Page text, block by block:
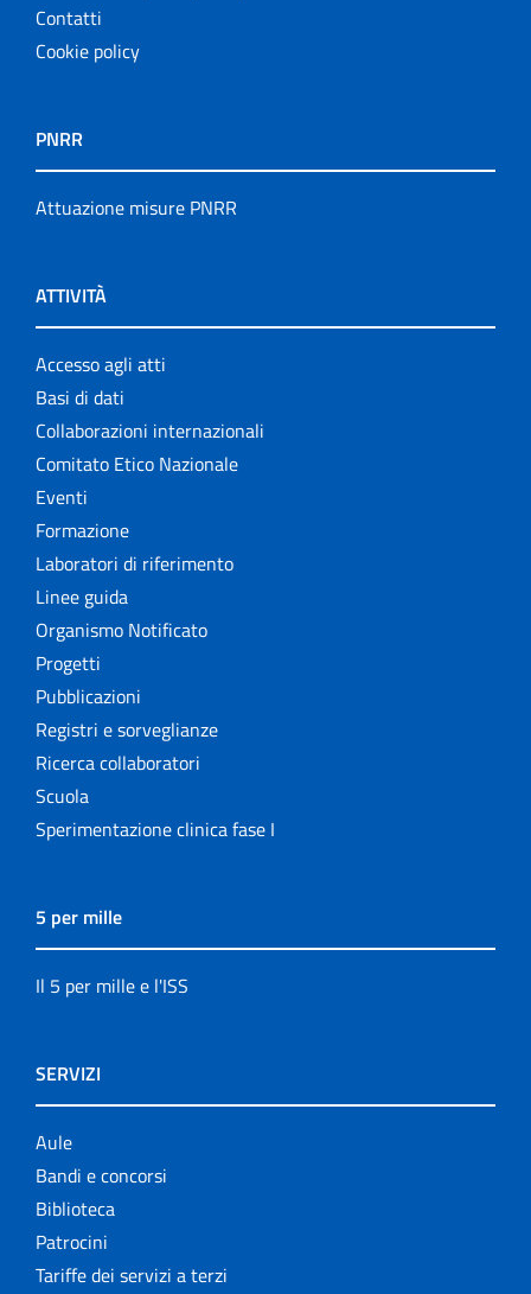
Contatti
Cookie policy
PNRR
Attuazione misure PNRR
ATTIVITÀ
Accesso agli atti
Basi di dati
Collaborazioni internazionali
Comitato Etico Nazionale
Eventi
Formazione
Laboratori di riferimento
Linee guida
Organismo Notificato
Progetti
Pubblicazioni
Registri e sorveglianze
Ricerca collaboratori
Scuola
Sperimentazione clinica fase I
5 per mille
Il 5 per mille e l'ISS
SERVIZI
Aule
Bandi e concorsi
Biblioteca
Patrocini
Tariffe dei servizi a terzi